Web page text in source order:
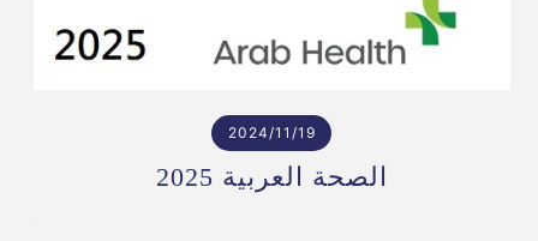
2024/11/19
الصحة العربية 2025